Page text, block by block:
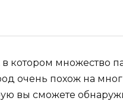
в котором множество
очень похож на
вы сможете